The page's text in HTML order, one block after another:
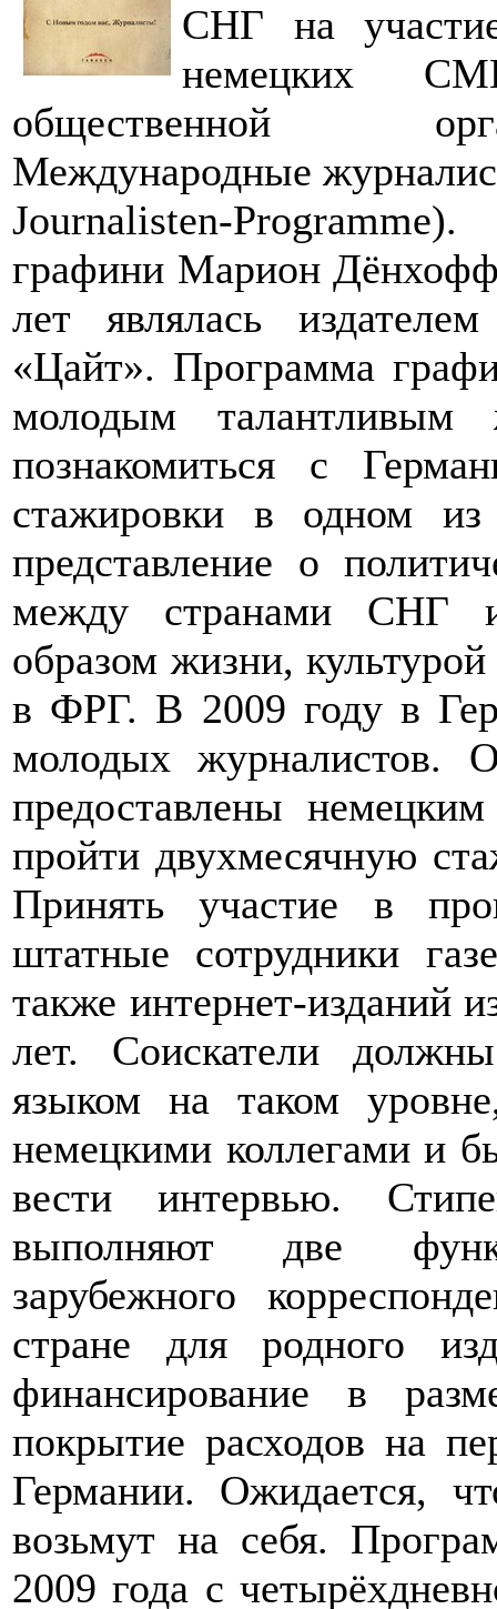
СНГ на
немецких
общественной
Международные
Journalisten-
графини Марион
лет являлась
«Цайт». Программа
молодым
познакомиться с
стажировки в одном
представление о
между странами СНГ и
образом жизни,
в ФРГ. В 2009 году в
молодых журналистов.
предоставлены
пройти двухмесячную
Принять участие в
штатные сотрудники
также интернет-изданий
лет. Соискатели
языком на таком
немецкими коллегами и
вести интервью.
выполняют две
зарубежного
стране для родного
финансирование в
покрытие расходов на
Германии. Ожидается,
возьмут на себя.
2009 года с